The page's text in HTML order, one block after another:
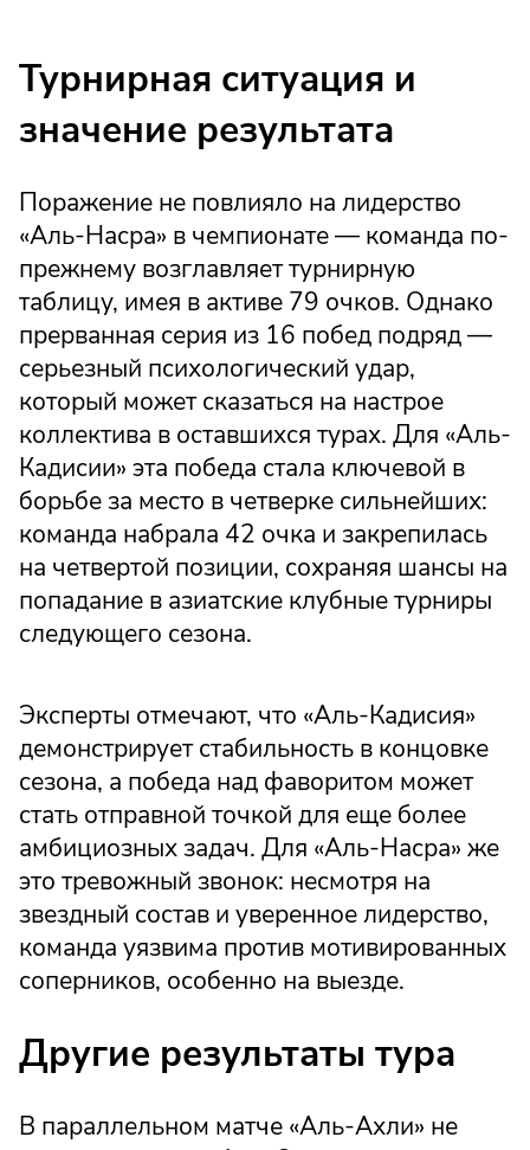
Турнирная ситуация и
значение результата
Поражение не повлияло на лидерство
«Аль-Насра» в чемпионате — команда по-
прежнему возглавляет турнирную
таблицу, имея в активе 79 очков. Однако
прерванная серия из 16 побед подряд —
серьезный психологический удар,
который может сказаться на настрое
коллектива в оставшихся турах. Для «Аль-
Кадисии» эта победа стала ключевой в
борьбе за место в четверке сильнейших:
команда набрала 42 очка и закрепилась
на четвертой позиции, сохраняя шансы на
попадание в азиатские клубные турниры
следующего сезона.
Эксперты отмечают, что «Аль-Кадисия»
демонстрирует стабильность в концовке
сезона, а победа над фаворитом может
стать отправной точкой для еще более
амбициозных задач. Для «Аль-Насра» же
это тревожный звонок: несмотря на
звездный состав и уверенное лидерство,
команда уязвима против мотивированных
соперников, особенно на выезде.
Другие результаты тура
В параллельном матче «Аль-Ахли» не